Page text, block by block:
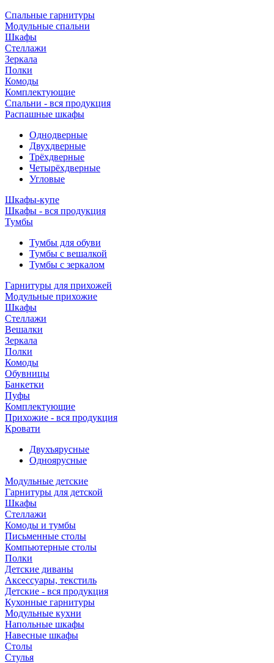
Спальные гарнитуры
Модульные спальни
Шкафы
Стеллажи
Зеркала
Полки
Комоды
Комплектующие
Спальни - вся продукция
Распашные шкафы
Однодверные
Двухдверные
Трёхдверные
Четырёхдверные
Угловые
Шкафы-купе
Шкафы - вся продукция
Тумбы
Тумбы для обуви
Тумбы с вешалкой
Тумбы с зеркалом
Гарнитуры для прихожей
Модульные прихожие
Шкафы
Стеллажи
Вешалки
Зеркала
Полки
Комоды
Обувницы
Банкетки
Пуфы
Комплектующие
Прихожие - вся продукция
Кровати
Двухъярусные
Одноярусные
Модульные детские
Гарнитуры для детской
Шкафы
Стеллажи
Комоды и тумбы
Письменные столы
Компьютерные столы
Полки
Детские диваны
Аксессуары, текстиль
Детские - вся продукция
Кухонные гарнитуры
Модульные кухни
Напольные шкафы
Навесные шкафы
Столы
Стулья